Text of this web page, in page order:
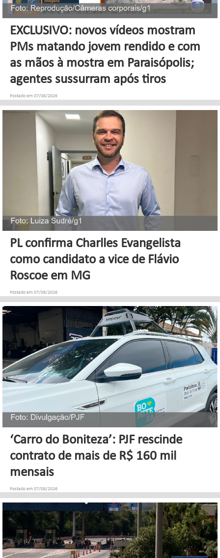
EXCLUSIVO: novos vídeos mostram
PMs matando jovem rendido e com
as mãos à mostra em Paraisópolis;
agentes sussurram após tiros
Postado em 07/08/2026
PL confirma Charlles Evangelista
como candidato a vice de Flávio
Roscoe em MG
Postado em 07/08/2026
‘Carro do Boniteza’: PJF rescinde
contrato de mais de R$ 160 mil
mensais
Postado em 07/08/2026